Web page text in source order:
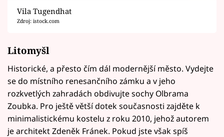
Vila Tugendhat
Zdroj: istock.com
Litomyšl
Historické, a přesto čím dál modernější město. Vydejte
se do místního renesančního zámku a v jeho
rozkvetlých zahradách obdivujte sochy Olbrama
Zoubka. Pro ještě větší dotek současnosti zajděte k
minimalistickému kostelu z roku 2010, jehož autorem
je architekt Zdeněk Fránek. Pokud jste však spíš